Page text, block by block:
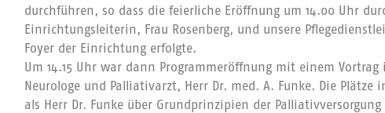
durchführen, so dass die feierliche Eröffnung um 14.00 Uhr
Einrichtungsleiterin, Frau Rosenberg, und unsere
Foyer der Einrichtung erfolgte.
Um 14.15 Uhr war dann Programmeröffnung mit einem Vortrag
Neurologe und Palliativarzt, Herr Dr. med. A. Funke. Die Plätze
als Herr Dr. Funke über Grundprinzipien der